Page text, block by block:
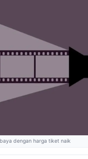
dengan harga tiket naik